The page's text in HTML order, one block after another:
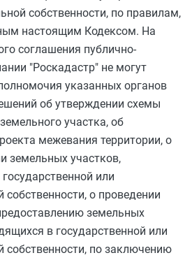
собственности, по правилам,
настоящим Кодексом. На
соглашения публично-
"Роскадастр" не могут
указанных органов
об утверждении схемы
участка, об
межевания территории, о
земельных участков,
или
собственности, о проведении
земельных
в государственной или
собственности, по заключению